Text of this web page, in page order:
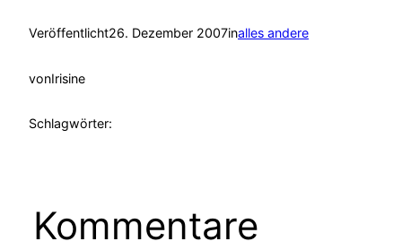
Veröffentlicht26. Dezember 2007inalles andere
vonIrisine
Schlagwörter:
Kommentare